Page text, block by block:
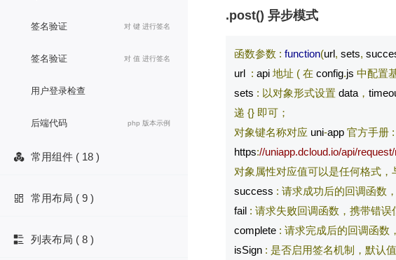
签名验证 对 键 进行签名
签名验证 对 值 进行签名
用户登录检查
后端代码 php 版本示例
 常用组件 ( 18 )
 常用布局 ( 9 )
 列表布局 ( 8 )
.post() 异步模式
函数参数 : function(url, sets,
url : api 地址 ( 在 config.js 中配置
sets : 以对象形式设置 data，
递 {} 即可；
对象键名称对应 uni-app 官方手册 :
https://uniapp.dcloud.io/api/
对象属性对应值可以是任何格式，
success : 请求成功后的回调函数
fail : 请求失败回调函数，携带错误
complete : 请求完成后的回调函数
isSign : 是否启用签名机制，默认值